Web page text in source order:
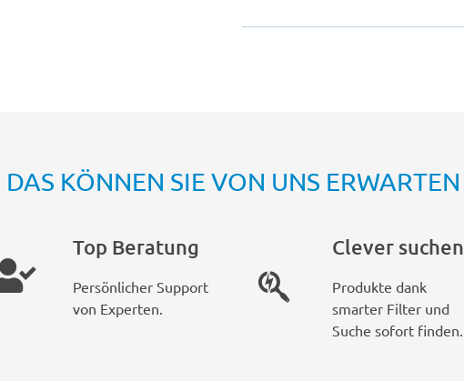
DAS KÖNNEN SIE VON UNS ERWARTEN
Top Beratung
Persönlicher Support
von Experten.
Clever suchen
Produkte dank
smarter Filter und
Suche sofort finden.